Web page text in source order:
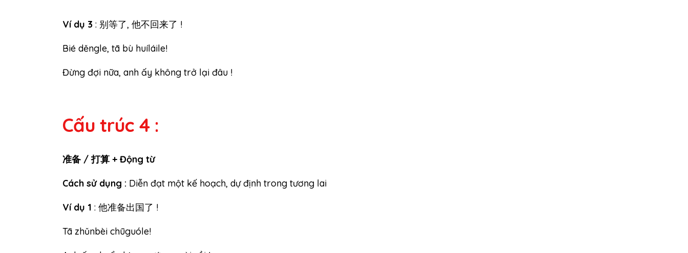
Ví dụ 3 : 别等了, 他不回来了 !
Bié děngle, tā bù huíláile!
Đừng đợi nữa, anh ấy không trở lại đâu !
Cấu trúc 4 :
准备 / 打算 + Động từ
Cách sử dụng : Diễn đạt một kế hoạch, dự định trong tương lai
Ví dụ 1 : 他准备出国了 !
Tā zhǔnbèi chūguóle!